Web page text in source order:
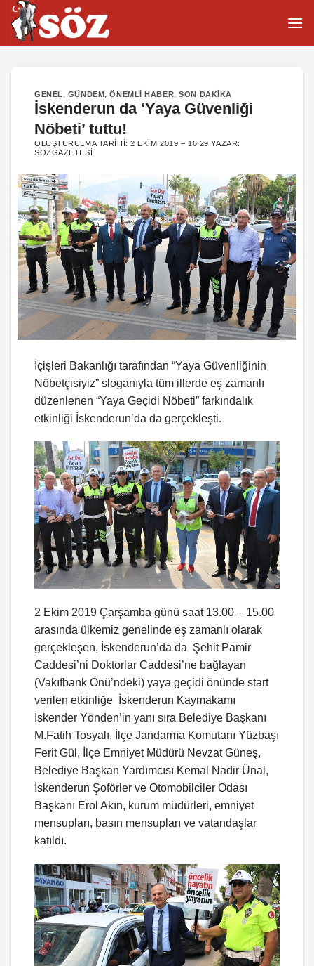
İçeriğe
atla
GENEL, GÜNDEM,ÖNEMLI HABER,SON DAKIKA
İskenderun da ‘Yaya Güvenliği
Nöbeti’ tuttu!
OLUŞTURULMA TARIHI:2 EKIM 2019 – 16:29 YAZAR:
SOZGAZETESI
İçişleri Bakanlığı tarafından “Yaya Güvenliğinin
Nöbetçisiyiz” sloganıyla tüm illerde eş zamanlı
düzenlenen “Yaya Geçidi Nöbeti” farkındalık
etkinliği İskenderun’da da gerçekleşti.
2 Ekim 2019 Çarşamba günü saat 13.00 – 15.00
arasında ülkemiz genelinde eş zamanlı olarak
gerçekleşen, İskenderun’da da Şehit Pamir
Caddesi’ni Doktorlar Caddesi’ne bağlayan
(Vakıfbank Önü’ndeki) yaya geçidi önünde start
verilen etkinliğe İskenderun Kaymakamı
İskender Yönden’in yanı sıra Belediye Başkanı
M.Fatih Tosyalı, İlçe Jandarma Komutanı Yüzbaşı
Ferit Gül, İlçe Emniyet Müdürü Nevzat Güneş,
Belediye Başkan Yardımcısı Kemal Nadir Ünal,
İskenderun Şoförler ve Otomobilciler Odası
Başkanı Erol Akın, kurum müdürleri, emniyet
mensupları, basın mensupları ve vatandaşlar
katıldı.